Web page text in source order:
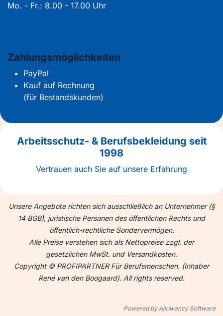
Mo. - Fr.: 8.00 - 17.00 Uhr
Zahlungsmöglichkeiten
PayPal
Kauf auf Rechnung
(für Bestandskunden)
Arbeitsschutz- & Berufsbekleidung seit
1998
Vertrauen auch Sie auf unsere Erfahrung
Unsere Angebote richten sich ausschließlich an Unternehmer (§
14 BGB), juristische Personen des öffentlichen Rechts und
öffentlich-rechtliche Sondervermögen.
Alle Preise verstehen sich als Nettopreise zzgl. der
gesetzlichen MwSt. und Versandkosten.
Copyright © PROFIPARTNER Für Berufsmenschen. (Inhaber
René van den Boogaard). All rights reserved.
Powered by Allowancy Software